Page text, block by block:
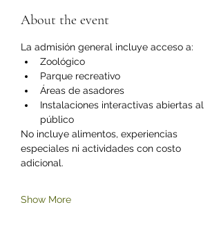
About the event
La admisión general incluye acceso a:
Zoológico
Parque recreativo
Áreas de asadores
Instalaciones interactivas abiertas al
público
No incluye alimentos, experiencias
especiales ni actividades con costo
adicional.
Show More